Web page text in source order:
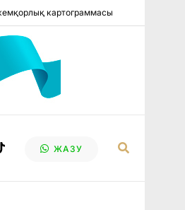
картограммасы
ЖАЗУ